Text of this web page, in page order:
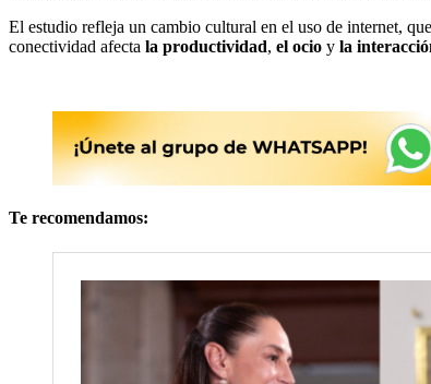
El estudio refleja un cambio cultural en el uso de internet,
conectividad afecta la productividad, el ocio y la
Te recomendamos: